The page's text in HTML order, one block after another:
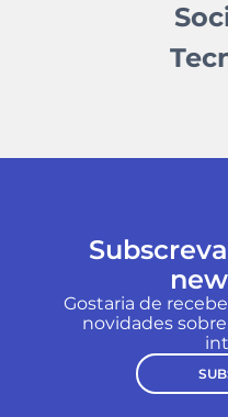
Gostaria de
novidades